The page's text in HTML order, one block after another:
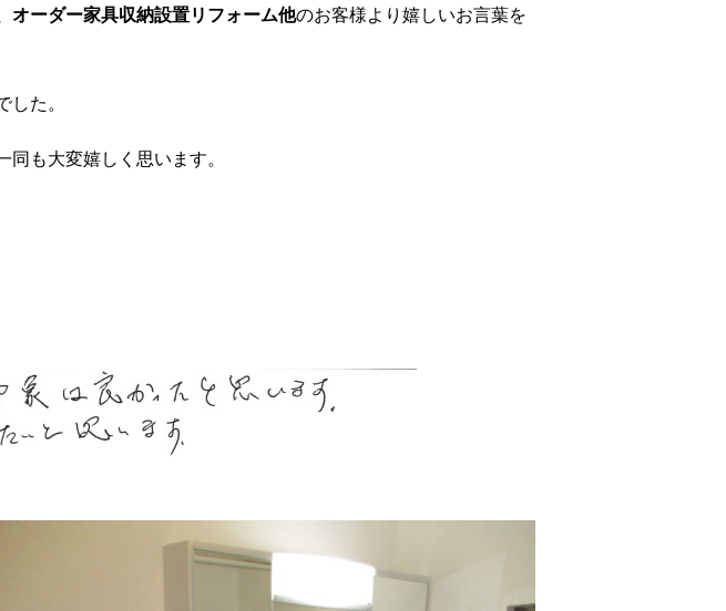
オーダー家具収納設置リフォーム他のお客様より嬉しいお言葉を
した。
も大変嬉しく思います。